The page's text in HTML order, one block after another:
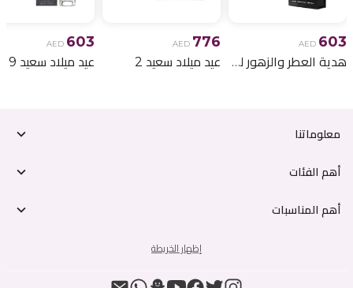
AED 603
هدية العطر والزهور لعيد الميلاد 6
AED 776
عيد ميلاد سعيد 2
AED 603
عيد ميلاد سعيد 9
معلوماتنا
أهم الفئات
أهم المناسبات
إظهار الخريطة